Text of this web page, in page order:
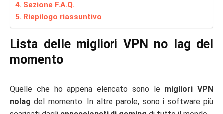
Sezione F.A.Q.
Riepilogo riassuntivo
Lista delle migliori VPN no lag del
momento
Quelle che ho appena elencato sono le migliori VPN
nolag del momento. In altre parole, sono i software più